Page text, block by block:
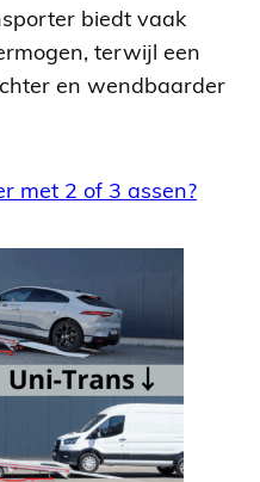
biedt vaak
terwijl een
en wendbaarder
met 2 of 3 assen?